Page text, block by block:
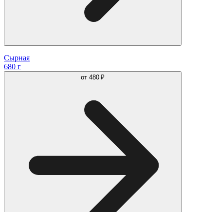
Сырная
680 г
от 480 ₽